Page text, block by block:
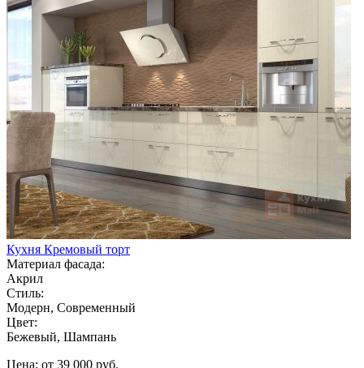
Кухня Кремовый торт
Материал фасада:
Акрил
Стиль:
Модерн, Современный
Цвет:
Бежевый, Шампань
Цена: от 39 000 руб.